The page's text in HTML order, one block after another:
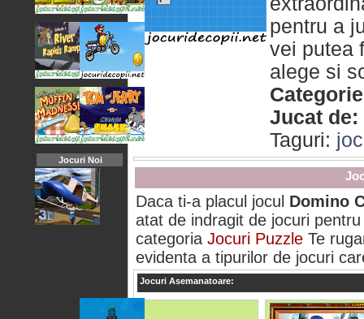
Jocuri Noi
pentru a
vei putea
alege si
Jucat de:
Taguri:
Daca ti-a placul jocul Domino
atat de indragit de jocuri
categoria Jocuri Puzzle Te
evidenta a tipurilor de jocuri
Jocuri Asemanatoare: